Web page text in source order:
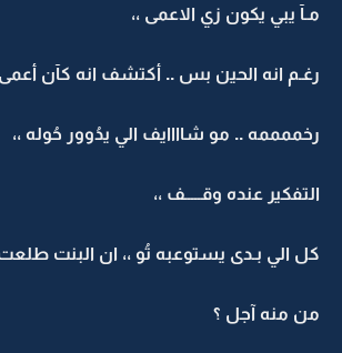
مـآ يبي يكون زي الاعمى ،،
رغـم انه الحين بس .. أكتشف انه كآن
رخممممه .. مو شاااايف الي يدُوور حُوله ،،
التفكير عنده وقـــــف ،،
كل الي بـدى يستوعبه تُو ،، ان البنت
من منه آجل ؟